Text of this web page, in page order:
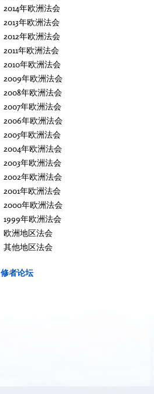
2014年欧洲法会
2013年欧洲法会
2012年欧洲法会
2011年欧洲法会
2010年欧洲法会
2009年欧洲法会
2008年欧洲法会
2007年欧洲法会
2006年欧洲法会
2005年欧洲法会
2004年欧洲法会
2003年欧洲法会
2002年欧洲法会
2001年欧洲法会
2000年欧洲法会
1999年欧洲法会
欧洲地区法会
其他地区法会
修者论坛